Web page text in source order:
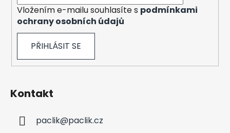
y
v
s
Vložením e-mailu souhlasíte s podmínkami
ochrany osobních údajů
PŘIHLÁSIT SE
Kontakt
paclik@paclik.cz